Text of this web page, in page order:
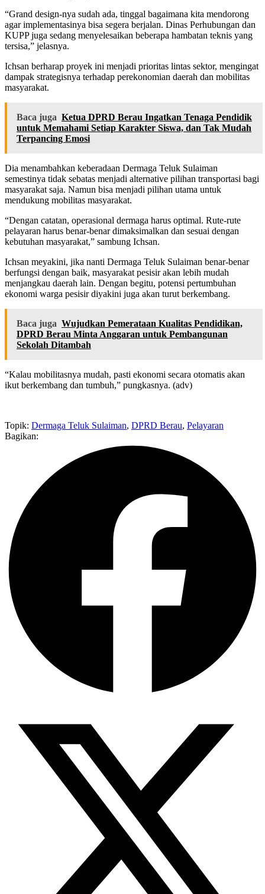
“Grand design-nya sudah ada, tinggal bagaimana kita mendorong
agar implementasinya bisa segera berjalan. Dinas Perhubungan dan
KUPP juga sedang menyelesaikan beberapa hambatan teknis yang
tersisa,” jelasnya.
Ichsan berharap proyek ini menjadi prioritas lintas sektor, mengingat
dampak strategisnya terhadap perekonomian daerah dan mobilitas
masyarakat.
Baca juga Ketua DPRD Berau Ingatkan Tenaga Pendidik
untuk Memahami Setiap Karakter Siswa, dan Tak Mudah
Terpancing Emosi
Dia menambahkan keberadaan Dermaga Teluk Sulaiman
semestinya tidak sebatas menjadi alternative pilihan transportasi bagi
masyarakat saja. Namun bisa menjadi pilihan utama untuk
mendukung mobilitas masyarakat.
“Dengan catatan, operasional dermaga harus optimal. Rute-rute
pelayaran harus benar-benar dimaksimalkan dan sesuai dengan
kebutuhan masyarakat,” sambung Ichsan.
Ichsan meyakini, jika nanti Dermaga Teluk Sulaiman benar-benar
berfungsi dengan baik, masyarakat pesisir akan lebih mudah
menjangkau daerah lain. Dengan begitu, potensi pertumbuhan
ekonomi warga pesisir diyakini juga akan turut berkembang.
Baca juga Wujudkan Pemerataan Kualitas Pendidikan,
DPRD Berau Minta Anggaran untuk Pembangunan
Sekolah Ditambah
“Kalau mobilitasnya mudah, pasti ekonomi secara otomatis akan
ikut berkembang dan tumbuh,” pungkasnya. (adv)
Topik: Dermaga Teluk Sulaiman, DPRD Berau, Pelayaran
Bagikan: